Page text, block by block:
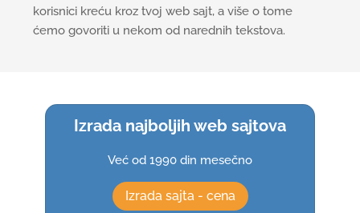
korisnici kreću kroz tvoj web sajt, a više o tome
ćemo govoriti u nekom od narednih tekstova.
Izrada najboljih web sajtova
Već od 1990 din mesečno
Izrada sajta - cena